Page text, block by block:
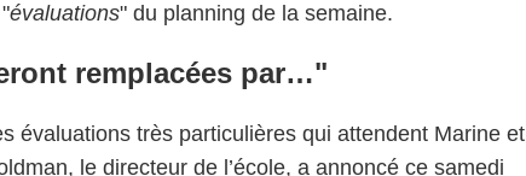
évaluations" du planning de la semaine.
remplacées par…"
évaluations très particulières qui attendent Marine et
le directeur de l’école, a annoncé ce samedi